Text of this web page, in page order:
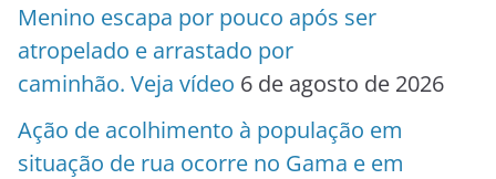
Menino escapa por pouco após ser
atropelado e arrastado por
caminhão. Veja vídeo 6 de agosto de 2026
Ação de acolhimento à população em
situação de rua ocorre no Gama e em